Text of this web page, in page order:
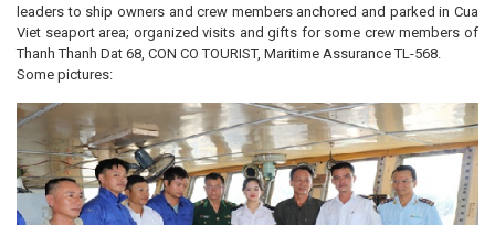
leaders to ship owners and crew members anchored and parked in Cua
Viet seaport area; organized visits and gifts for some crew members of
Thanh Thanh Dat 68, CON CO TOURIST, Maritime Assurance TL-568.
Some pictures: